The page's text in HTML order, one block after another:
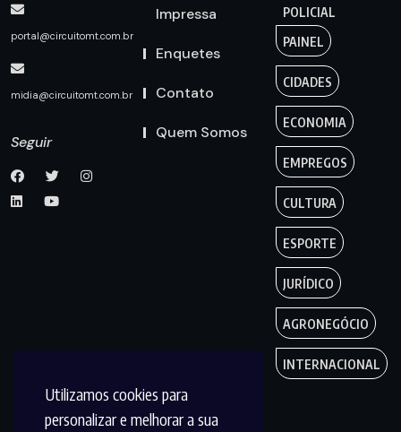
Utilizamos cookies para
personalizar e melhorar a sua
portal@circuitomt.com.br
midia@circuitomt.com.br
Seguir
Impressa
Enquetes
Contato
Quem Somos
POLICIAL
PAINEL
CIDADES
ECONOMIA
EMPREGOS
CULTURA
ESPORTE
JURÍDICO
AGRONEGÓCIO
INTERNACIONAL